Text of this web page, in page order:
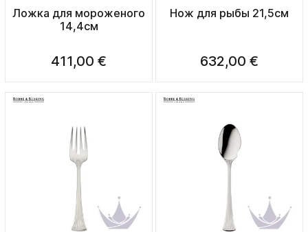
Ложка для мороженого
14,4см
411,00 €
Нож для рыбы 21,5см
632,00 €